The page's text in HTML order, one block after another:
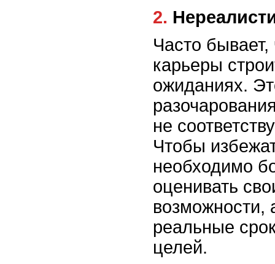
2.
Часто
карьеры
ожиданиях.
не
Чтобы
необходимо
оценивать
возможности,
реальные
целей.